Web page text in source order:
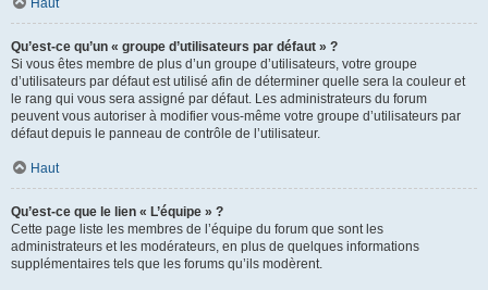
Haut
Qu’est-ce qu’un « groupe d’utilisateurs par défaut » ?
Si vous êtes membre de plus d’un groupe d’utilisateurs, votre groupe
d’utilisateurs par défaut est utilisé afin de déterminer quelle sera la couleur et
le rang qui vous sera assigné par défaut. Les administrateurs du forum
peuvent vous autoriser à modifier vous-même votre groupe d’utilisateurs par
défaut depuis le panneau de contrôle de l’utilisateur.
Haut
Qu’est-ce que le lien « L’équipe » ?
Cette page liste les membres de l’équipe du forum que sont les
administrateurs et les modérateurs, en plus de quelques informations
supplémentaires tels que les forums qu’ils modèrent.